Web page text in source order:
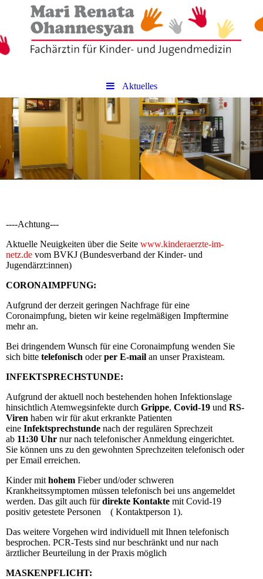
Aktuelles
----Achtung---
Aktuelle Neuigkeiten über die Seite www.kinderaerzte-im-
netz.de vom BVKJ (Bundesverband der Kinder- und
Jugendärzt:innen)
CORONAIMPFUNG:
Aufgrund der derzeit geringen Nachfrage für eine
Coronaimpfung, bieten wir keine regelmäßigen Impftermine
mehr an.
Bei dringendem Wunsch für eine Coronaimpfung wenden Sie
sich bitte telefonisch oderper E-mail an unser Praxisteam.
INFEKTSPRECHSTUNDE:
Aufgrund der aktuell noch bestehenden hohen Infektionslage
hinsichtlich Atemwegsinfekte durch Grippe, Covid-19 und RS-
Viren haben wir für akut erkrankte Patienten
eine Infektsprechstunde nach der regulären Sprechzeit
ab 11:30 Uhr nur nach telefonischer Anmeldung eingerichtet.
Sie können uns zu den gewohnten Sprechzeiten telefonisch oder
per Email erreichen.
Kinder mit hohem Fieber und/oder schweren
Krankheitssymptomen müssen telefonisch bei uns angemeldet
werden. Das gilt auch fürdirekte Kontakte mit Covid-19
positiv getestete Personen ( Kontaktperson 1).
Das weitere Vorgehen wird individuell mit Ihnen telefonisch
besprochen. PCR-Tests sind nur beschränkt und nur nach
ärztlicher Beurteilung in der Praxis möglich
MASKENPFLICHT: